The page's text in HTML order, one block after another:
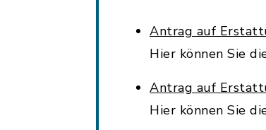
Antrag auf
Hier können Sie
Antrag auf
Hier können Sie